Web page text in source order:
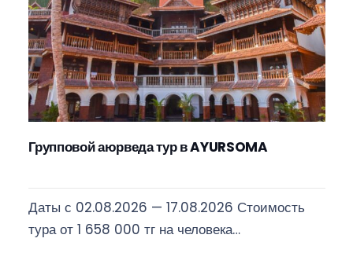
Групповой аюрведа тур в AYURSOMA
Даты с 02.08.2026 — 17.08.2026 Стоимость
тура от 1 658 000 тг на человека…